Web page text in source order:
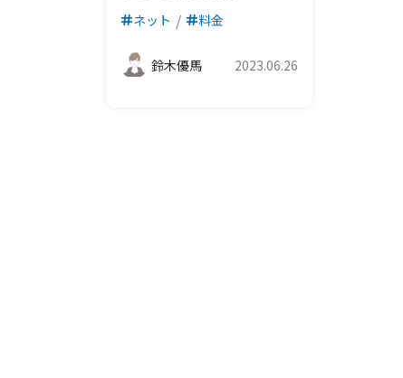
ネット 料金
鈴木優馬 2023.06.26